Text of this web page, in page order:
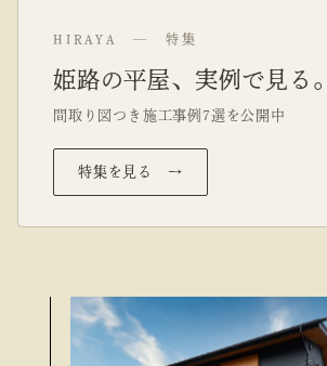
HIRAYA — 特集
姫路の平屋、実例で見る。
間取り図つき施工事例7選を公開中
特集を見る →